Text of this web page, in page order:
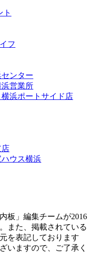
ト
フ
ンター
営業所
浜ポートサイド店
店
ウス横浜
板」編集チームが2016
また、掲載されている
を表記しております
いますので、ご了承く